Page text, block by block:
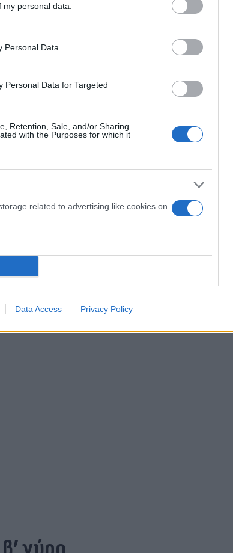
personal data.
Data.
Personal Data for Targeted
Retention, Sale, and/or Sharing
with the Purposes for which it
related to advertising like cookies on
Data Access Privacy Policy